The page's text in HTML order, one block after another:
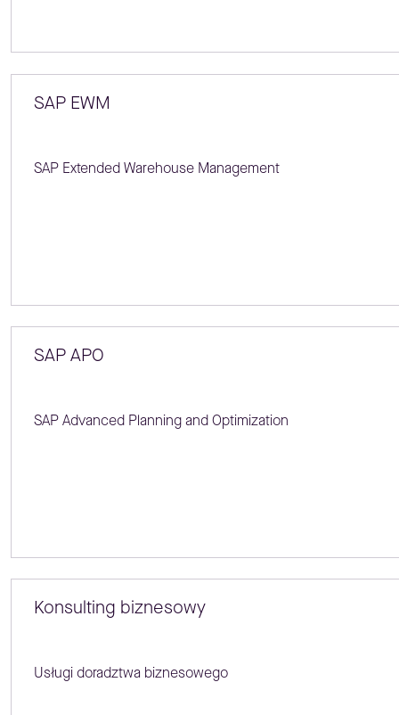
SAP EWM
SAP Extended Warehouse Management
SAP APO
SAP Advanced Planning and Optimization
Konsulting biznesowy
Usługi doradztwa biznesowego